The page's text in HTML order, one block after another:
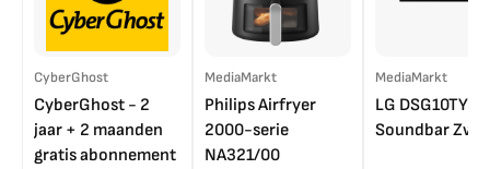
CyberGhost
CyberGhost - 2
jaar + 2 maanden
gratis abonnement
MediaMarkt
Philips Airfryer
2000-serie
NA321/00
MediaMarkt
LG DSG10TY
Soundbar